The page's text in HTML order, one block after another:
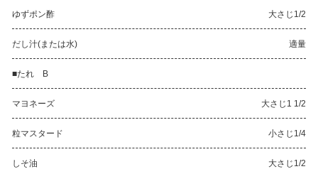
ゆずポン酢 大さじ1/2
だし汁(または水) 適量
■たれ B
マヨネーズ 大さじ1 1/2
粒マスタード 小さじ1/4
しそ油 大さじ1/2